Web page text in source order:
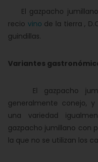
El gazpacho
recio vino de la tierra ,
guindillas.
Variantes
El gazpacho
generalmente conejo,
una variedad
gazpacho jumillano con
la que no se utilizan los